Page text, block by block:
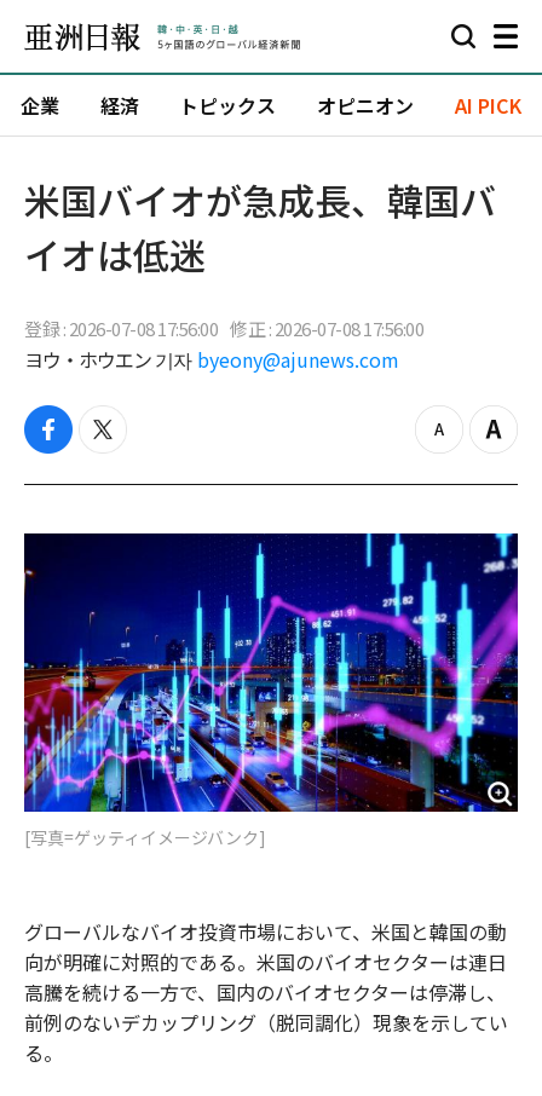
企業 経済 トピックス オピニオン AI PICK
米国バイオが急成長、韓国バ
イオは低迷
登録 : 2026-07-08 17:56:00 修正 : 2026-07-08 17:56:00
ヨウ・ホウエン 기자 byeony@ajunews.com
f
c
b
t
i
t
z
o
o
t
Z
o
i
n
[写真=ゲッティイメージバンク]
グローバルなバイオ投資市場において、米国と韓国の動
向が明確に対照的である。米国のバイオセクターは連日
高騰を続ける一方で、国内のバイオセクターは停滞し、
前例のないデカップリング（脱同調化）現象を示してい
る。